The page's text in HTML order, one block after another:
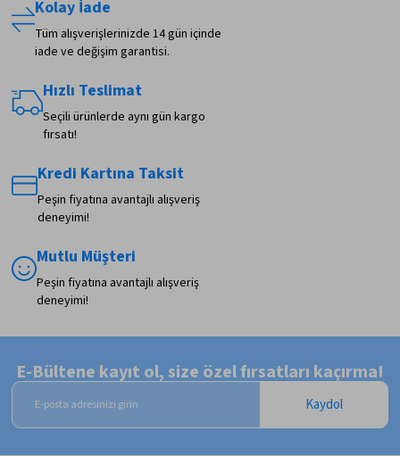
Kolay İade
Tüm alışverişlerinizde 14 gün içinde
iade ve değişim garantisi.
Hızlı Teslimat
Seçili ürünlerde aynı gün kargo
fırsatı!
Kredi Kartına Taksit
Peşin fiyatına avantajlı alışveriş
deneyimi!
Mutlu Müşteri
Peşin fiyatına avantajlı alışveriş
deneyimi!
E-Bültene kayıt ol, size özel fırsatları kaçırma!
Kaydol